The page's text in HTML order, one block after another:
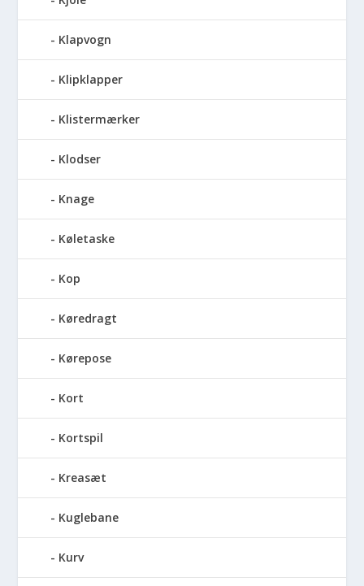
Klapvogn
Klipklapper
Klistermærker
Klodser
Knage
Køletaske
Kop
Køredragt
Kørepose
Kort
Kortspil
Kreasæt
Kuglebane
Kurv